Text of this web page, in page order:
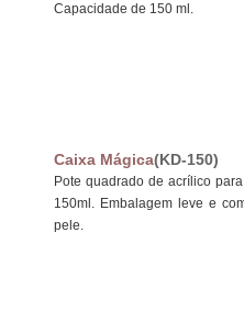
Capacidade de 150 ml.
Caixa Mágica(KD-150)
Pote quadrado de acrílico
150ml. Embalagem leve e
pele.